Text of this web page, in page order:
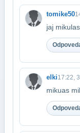
tomike50
jaj
elki17:22,
mikuas